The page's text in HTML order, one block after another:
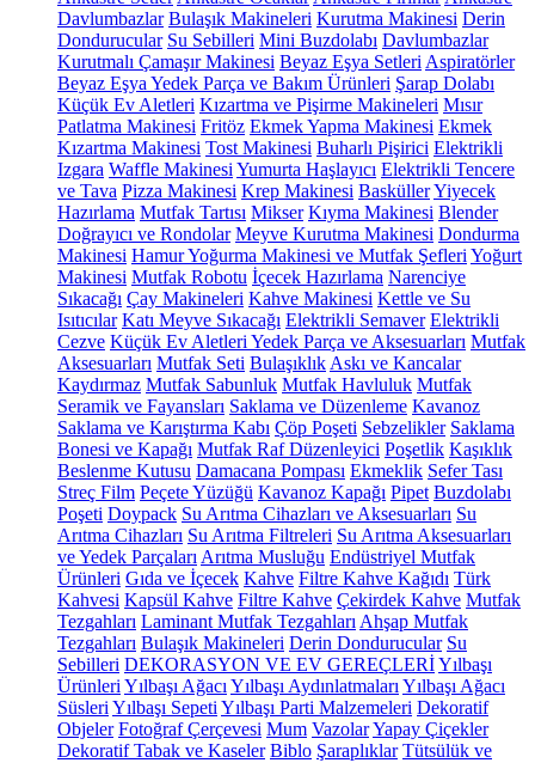
Davlumbazlar Bulaşık Makineleri Kurutma Makinesi Derin
Dondurucular Su Sebilleri Mini Buzdolabı Davlumbazlar
Kurutmalı Çamaşır Makinesi Beyaz Eşya Setleri Aspiratörler
Beyaz Eşya Yedek Parça ve Bakım Ürünleri Şarap Dolabı
Küçük Ev Aletleri Kızartma ve Pişirme Makineleri Mısır
Patlatma Makinesi Fritöz Ekmek Yapma Makinesi Ekmek
Kızartma Makinesi Tost Makinesi Buharlı Pişirici Elektrikli
Izgara Waffle Makinesi Yumurta Haşlayıcı Elektrikli Tencere
ve Tava Pizza Makinesi Krep Makinesi BasküllerYiyecek
Hazırlama Mutfak Tartısı Mikser Kıyma Makinesi Blender
Doğrayıcı ve Rondolar Meyve Kurutma Makinesi Dondurma
Makinesi Hamur Yoğurma Makinesi ve Mutfak Şefleri Yoğurt
Makinesi Mutfak Robotu İçecek Hazırlama Narenciye
Sıkacağı Çay Makineleri Kahve Makinesi Kettle ve Su
Isıtıcılar Katı Meyve Sıkacağı Elektrikli Semaver Elektrikli
Cezve Küçük Ev Aletleri Yedek Parça ve Aksesuarları Mutfak
Aksesuarları Mutfak Seti Bulaşıklık Askı ve Kancalar
Kaydırmaz Mutfak Sabunluk Mutfak Havluluk Mutfak
Seramik ve Fayansları Saklama ve Düzenleme Kavanoz
Saklama ve Karıştırma Kabı Çöp Poşeti Sebzelikler Saklama
Bonesi ve Kapağı Mutfak Raf Düzenleyici Poşetlik Kaşıklık
Beslenme Kutusu Damacana Pompası Ekmeklik Sefer Tası
Streç Film Peçete Yüzüğü Kavanoz Kapağı Pipet Buzdolabı
Poşeti Doypack Su Arıtma Cihazları ve Aksesuarları Su
Arıtma Cihazları Su Arıtma Filtreleri Su Arıtma Aksesuarları
ve Yedek Parçaları Arıtma Musluğu Endüstriyel Mutfak
Ürünleri Gıda ve İçecek Kahve Filtre Kahve Kağıdı Türk
Kahvesi Kapsül Kahve Filtre Kahve Çekirdek Kahve Mutfak
Tezgahları Laminant Mutfak Tezgahları Ahşap Mutfak
Tezgahları Bulaşık Makineleri Derin Dondurucular Su
Sebilleri DEKORASYON VE EV GEREÇLERİYılbaşı
Ürünleri Yılbaşı Ağacı Yılbaşı Aydınlatmaları Yılbaşı Ağacı
Süsleri Yılbaşı Sepeti Yılbaşı Parti Malzemeleri Dekoratif
Objeler Fotoğraf Çerçevesi Mum VazolarYapay Çiçekler
Dekoratif Tabak ve Kaseler Biblo Şaraplıklar Tütsülük ve